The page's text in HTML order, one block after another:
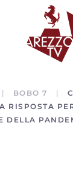
BOBO 7
RISPOSTA
DELLA